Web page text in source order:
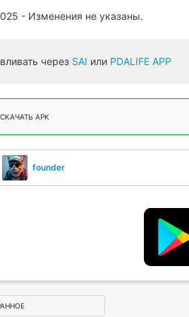
- Изменения не указаны.
через SAI или PDALIFE APP
СКАЧАТЬ APK
founder